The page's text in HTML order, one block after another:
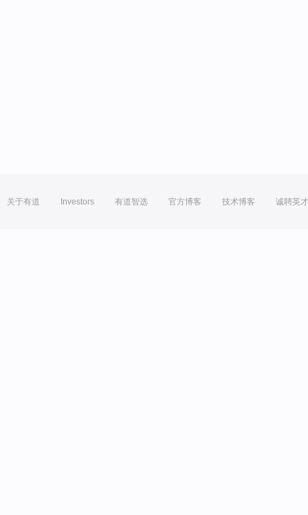
关于有道 Investors 有道智选 官方博客 技术博客 诚聘英才